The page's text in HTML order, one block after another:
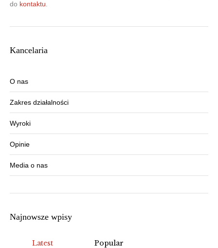
do kontaktu
Kancelaria
O nas
Zakres działalności
Wyroki
Opinie
Media o nas
Najnowsze wpisy
Latest Popular